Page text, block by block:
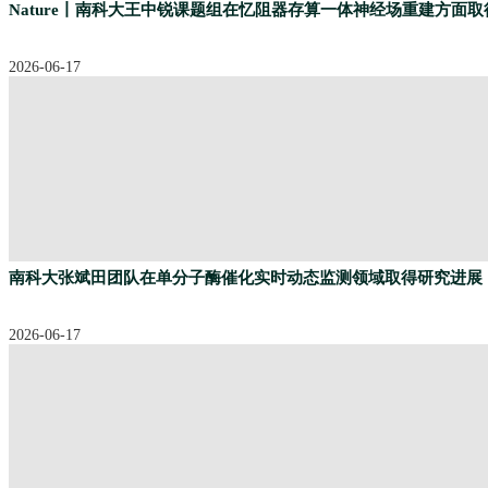
Nature丨南科大王中锐课题组在忆阻器存算一体神经场重建方面取
2026-06-17
南科大张斌田团队在单分子酶催化实时动态监测领域取得研究进展
2026-06-17